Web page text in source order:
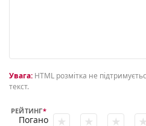
Увага: HTML розмітка не
текст.
РЕЙТИНГ
Погано